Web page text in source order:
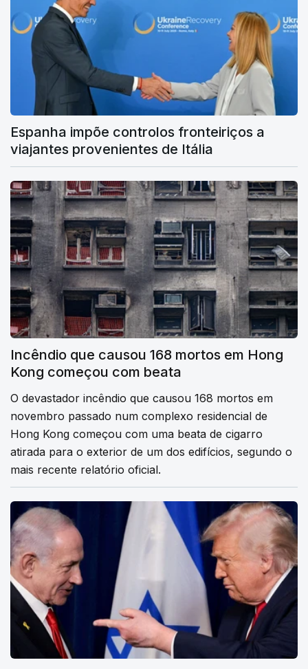
Espanha impõe controlos fronteiriços a
viajantes provenientes de Itália
Incêndio que causou 168 mortos em Hong
Kong começou com beata
O devastador incêndio que causou 168 mortos em
novembro passado num complexo residencial de
Hong Kong começou com uma beata de cigarro
atirada para o exterior de um dos edifícios, segundo o
mais recente relatório oficial.